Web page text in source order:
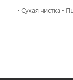
• Сухая чистка •